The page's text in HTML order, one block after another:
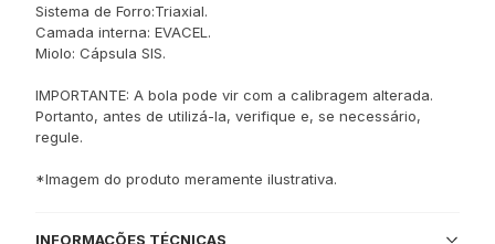
Sistema de Forro:Triaxial.
Camada interna: EVACEL.
Miolo: Cápsula SIS.
IMPORTANTE: A bola pode vir com a calibragem alterada.
Portanto, antes de utilizá-la, verifique e, se necessário,
regule.
*Imagem do produto meramente ilustrativa.
INFORMAÇÕES TÉCNICAS